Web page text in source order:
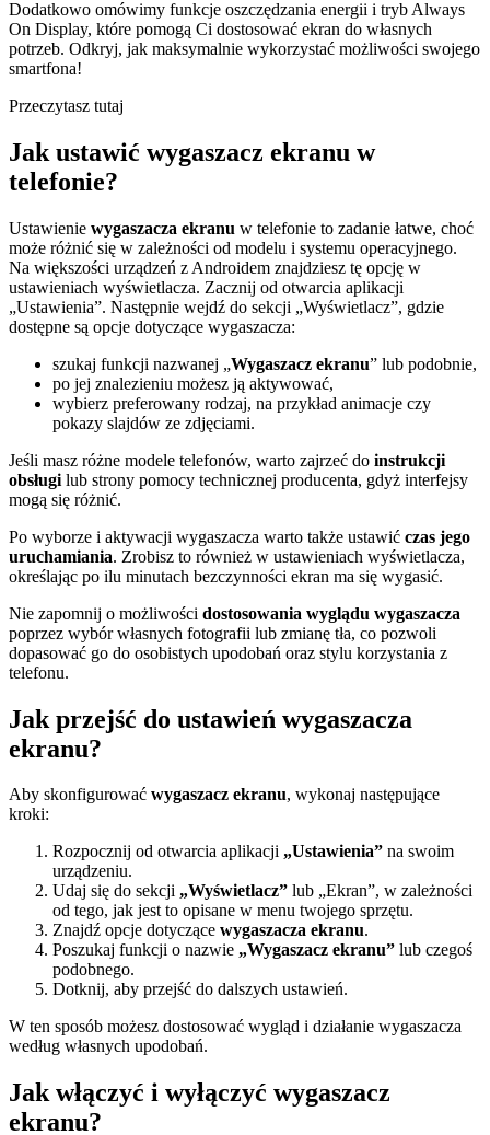
Dodatkowo omówimy funkcje oszczędzania energii i tryb Always
On Display, które pomogą Ci dostosować ekran do własnych
potrzeb. Odkryj, jak maksymalnie wykorzystać możliwości swojego
smartfona!
Przeczytasz tutaj
Jak ustawić wygaszacz ekranu w
telefonie?
Ustawienie wygaszacza ekranu w telefonie to zadanie łatwe, choć
może różnić się w zależności od modelu i systemu operacyjnego.
Na większości urządzeń z Androidem znajdziesz tę opcję w
ustawieniach wyświetlacza. Zacznij od otwarcia aplikacji
„Ustawienia”. Następnie wejdź do sekcji „Wyświetlacz”, gdzie
dostępne są opcje dotyczące wygaszacza:
szukaj funkcji nazwanej „Wygaszacz ekranu” lub podobnie,
po jej znalezieniu możesz ją aktywować,
wybierz preferowany rodzaj, na przykład animacje czy
pokazy slajdów ze zdjęciami.
Jeśli masz różne modele telefonów, warto zajrzeć do instrukcji
obsługi lub strony pomocy technicznej producenta, gdyż interfejsy
mogą się różnić.
Po wyborze i aktywacji wygaszacza warto także ustawić czas jego
uruchamiania. Zrobisz to również w ustawieniach wyświetlacza,
określając po ilu minutach bezczynności ekran ma się wygasić.
Nie zapomnij o możliwości dostosowania wyglądu wygaszacza
poprzez wybór własnych fotografii lub zmianę tła, co pozwoli
dopasować go do osobistych upodobań oraz stylu korzystania z
telefonu.
Jak przejść do ustawień wygaszacza
ekranu?
Aby skonfigurować wygaszacz ekranu, wykonaj następujące
kroki:
Rozpocznij od otwarcia aplikacji „Ustawienia” na swoim
urządzeniu.
Udaj się do sekcji „Wyświetlacz” lub „Ekran”, w zależności
od tego, jak jest to opisane w menu twojego sprzętu.
Znajdź opcje dotyczące wygaszacza ekranu.
Poszukaj funkcji o nazwie „Wygaszacz ekranu” lub czegoś
podobnego.
Dotknij, aby przejść do dalszych ustawień.
W ten sposób możesz dostosować wygląd i działanie wygaszacza
według własnych upodobań.
Jak włączyć i wyłączyć wygaszacz
ekranu?